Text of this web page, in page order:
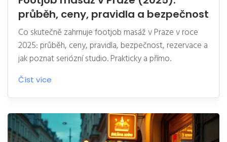
průběh, ceny, pravidla a bezpečnost
Co skutečně zahrnuje footjob masáž v Praze v roce
2025: průběh, ceny, pravidla, bezpečnost, rezervace a
jak poznat seriózní studio. Prakticky a přímo.
Číst více